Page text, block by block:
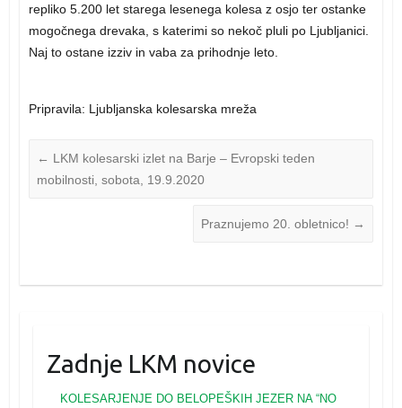
repliko 5.200 let starega lesenega kolesa z osjo ter ostanke
mogočnega drevaka, s katerimi so nekoč pluli po Ljubljanici.
Naj to ostane izziv in vaba za prihodnje leto.
Pripravila: Ljubljanska kolesarska mreža
← LKM kolesarski izlet na Barje – Evropski teden
mobilnosti, sobota, 19.9.2020
Praznujemo 20. obletnico! →
Zadnje LKM novice
KOLESARJENJE DO BELOPEŠKIH JEZER NA “NO